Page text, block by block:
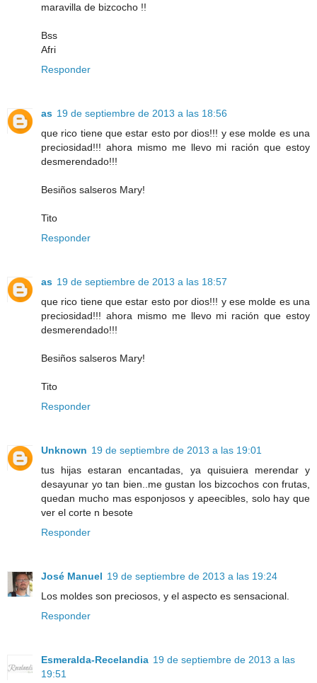
maravilla de bizcocho !!
Bss
Afri
Responder
as 19 de septiembre de 2013 a las 18:56
que rico tiene que estar esto por dios!!! y ese molde es una
preciosidad!!! ahora mismo me llevo mi ración que estoy
desmerendado!!!
Besiños salseros Mary!
Tito
Responder
as 19 de septiembre de 2013 a las 18:57
que rico tiene que estar esto por dios!!! y ese molde es una
preciosidad!!! ahora mismo me llevo mi ración que estoy
desmerendado!!!
Besiños salseros Mary!
Tito
Responder
Unknown 19 de septiembre de 2013 a las 19:01
tus hijas estaran encantadas, ya quisuiera merendar y
desayunar yo tan bien..me gustan los bizcochos con frutas,
quedan mucho mas esponjosos y apeecibles, solo hay que
ver el corte n besote
Responder
José Manuel 19 de septiembre de 2013 a las 19:24
Los moldes son preciosos, y el aspecto es sensacional.
Responder
Esmeralda-Recelandia 19 de septiembre de 2013 a las
19:51